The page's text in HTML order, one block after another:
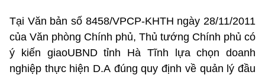
Tại Văn bản số 8458/VPCP-KHTH ngày 28/11/2011
của Văn phòng Chính phủ, Thủ tướng Chính phủ có
ý kiến giaoUBND tỉnh Hà Tĩnh lựa chọn doanh
nghiệp thực hiện D.A đúng quy định về quản lý đầu